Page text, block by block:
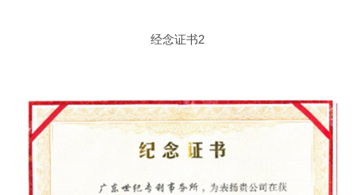
经念证书2